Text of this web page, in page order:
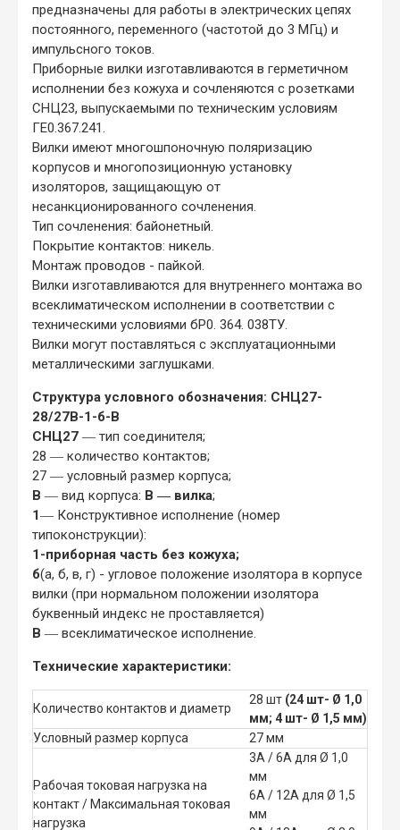
предназначены для работы в электрических цепях
постоянного, переменного (частотой до 3 МГц) и
импульсного токов.
Приборные вилки изготавливаются в герметичном
исполнении без кожуха и сочленяются с розетками
СНЦ23, выпускаемыми по техническим условиям
ГЕ0.367.241.
Вилки имеют многошпоночную поляризацию
корпусов и многопозиционную установку
изоляторов, защищающую от
несанкционированного сочленения.
Тип сочленения: байонетный.
Покрытие контактов: никель.
Монтаж проводов - пайкой.
Вилки изготавливаются для внутреннего монтажа во
всеклиматическом исполнении в соответствии с
техническими условиями бР0. 364. 038ТУ.
Вилки могут поставляться с эксплуатационными
металлическими заглушками.
Структура условного обозначения: СНЦ27-
28/27В-1-б-В
СНЦ27 ― тип соединителя;
28 ― количество контактов;
27 ― условный размер корпуса;
В ― вид корпуса: В ― вилка;
1― Конструктивное исполнение (номер
типоконструкции):
1-приборная часть без кожуха;
б(а, б, в, г) - угловое положение изолятора в корпусе
вилки (при нормальном положении изолятора
буквенный индекс не проставляется)
В ― всеклиматическое исполнение.
Технические характеристики:
Количество контактов и диаметр
28 шт (24 шт- Ø 1,0
мм; 4 шт- Ø 1,5 мм)
Условный размер корпуса
27 мм
Рабочая токовая нагрузка на
контакт / Максимальная токовая
нагрузка
3А / 6А для Ø 1,0
мм
6А / 12А для Ø 1,5
мм